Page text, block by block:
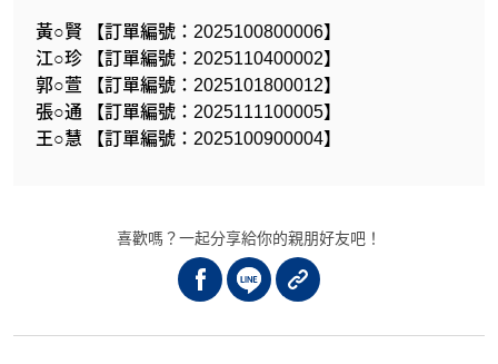
黃○賢 【訂單編號：2025100800006】
江○珍 【訂單編號：2025110400002】
郭○萱 【訂單編號：2025101800012】
張○通 【訂單編號：2025111100005】
王○慧 【訂單編號：2025100900004】
喜歡嗎？一起分享給你的親朋好友吧！